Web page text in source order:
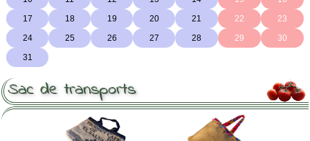
Sac de transports